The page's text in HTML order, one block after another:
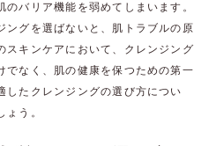
バリア機能を弱めてしまいます。
ングを選ばないと、肌トラブルの原
スキンケアにおいて、クレンジング
でなく、肌の健康を保つための第一
したクレンジングの選び方につい
う。